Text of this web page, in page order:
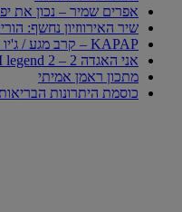
אפרים שמיר – נכון את
שיר האירווזיון נחשף:
KAPAP – קרב מגע / ג'יו ג'יטסו ישראלי
אני האגדה 2 – I AM legend 2
מתכון ראמן אמיתי
כוסמת היתרונות